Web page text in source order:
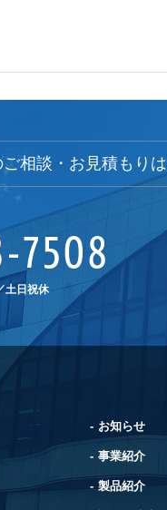
相談・お見積もりは
7508
土日祝休
お知らせ
事業紹介
製品紹介